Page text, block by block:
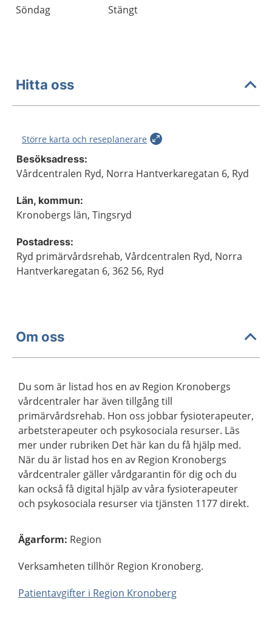
Söndag Stängt
Hitta oss
Större karta och reseplanerare
Besöksadress:
Vårdcentralen Ryd, Norra Hantverkaregatan 6, Ryd
Län, kommun:
Kronobergs län, Tingsryd
Postadress:
Ryd primärvårdsrehab, Vårdcentralen Ryd, Norra
Hantverkaregatan 6, 362 56, Ryd
Om oss
Du som är listad hos en av Region Kronobergs
vårdcentraler har även tillgång till
primärvårdsrehab. Hon oss jobbar fysioterapeuter,
arbetsterapeuter och psykosociala resurser. Läs
mer under rubriken Det här kan du få hjälp med.
När du är listad hos en av Region Kronobergs
vårdcentraler gäller vårdgarantin för dig och du
kan också få digital hjälp av våra fysioterapeuter
och psykosociala resurser via tjänsten 1177 direkt.
Ägarform: Region
Verksamheten tillhör Region Kronoberg.
Patientavgifter i Region Kronoberg